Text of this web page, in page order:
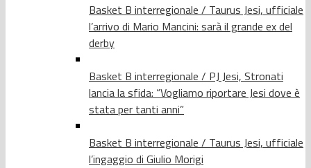
Basket B interregionale / Taurus Jesi, ufficiale
l’arrivo di Mario Mancini: sarà il grande ex del
derby
Basket B interregionale / PJ Jesi, Stronati
lancia la sfida: “Vogliamo riportare Jesi dove è
stata per tanti anni”
Basket B interregionale / Taurus Jesi, ufficiale
l’ingaggio di Giulio Morigi